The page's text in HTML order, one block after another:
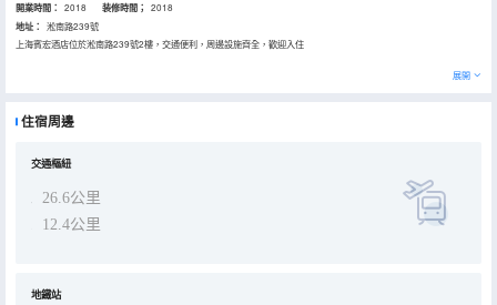
開業時間： 2018 装修時間； 2018
地址：
淞南路239號
上海賓宏酒店位於淞南路239號2樓，交通便利，周邊設施齊全，歡迎入住
展開
住宿周邊
交通樞紐
26.6公里
12.4公里
地鐵站